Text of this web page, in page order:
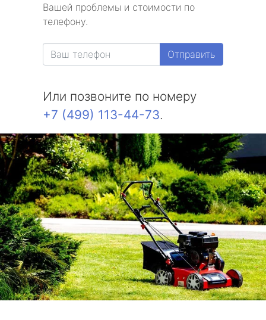
Вашей проблемы и стоимости по
телефону.
Отправить
Или позвоните по номеру
+7 (499) 113-44-73.